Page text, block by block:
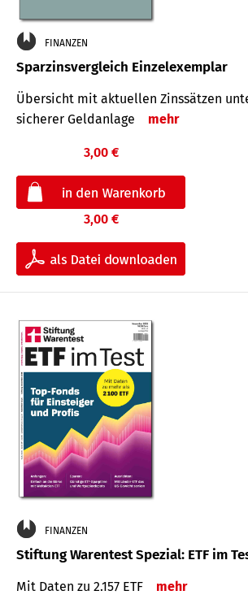
FINANZEN
Sparzinsvergleich Einzelexemplar
Übersicht mit aktuellen Zinssätzen
sicherer Geldanlage
mehr
3,00 €
3,00 €
FINANZEN
Stiftung Warentest Spezial: ETF im
Mit Daten zu 2.157 ETF mehr